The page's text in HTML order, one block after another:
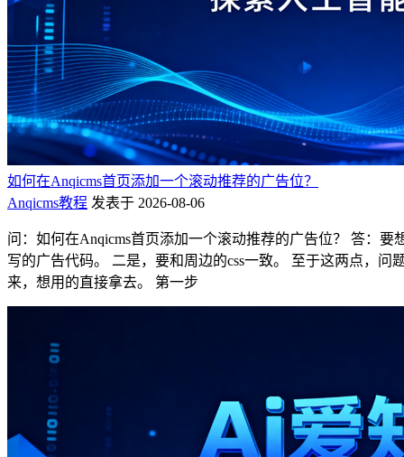
如何在Anqicms首页添加一个滚动推荐的广告位？
Anqicms教程 发表于 2026-08-06
问：如何在Anqicms首页添加一个滚动推荐的广告位？ 答：
写的广告代码。 二是，要和周边的css一致。 至于这两点，
来，想用的直接拿去。 第一步